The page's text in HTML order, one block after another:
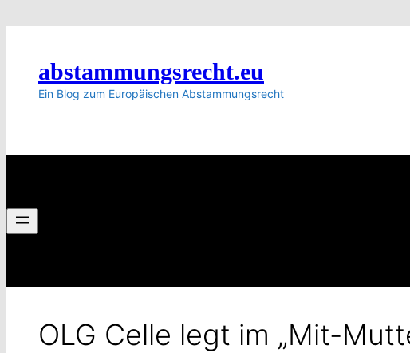
abstammungsrecht.eu
Ein Blog zum Europäischen Abstammungsrecht
OLG Celle legt im „Mit-